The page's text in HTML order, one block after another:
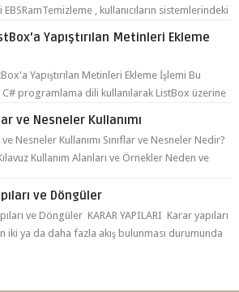
EBSRamTemizleme , kullanıcıların sistemlerindeki
Yapıştırılan Metinleri Ekleme
Yapıştırılan Metinleri Ekleme İşlemi Bu
programlama dili kullanılarak ListBox üzerine
ve Nesneler Kullanımı
ve Nesneler Kullanımı Sınıflar ve Nesneler Nedir?
Kullanım Alanları ve Örnekler Neden ve
ve Döngüler
ve Döngüler KARAR YAPILARI Karar yapıları
iki ya da daha fazla akış bulunması durumunda